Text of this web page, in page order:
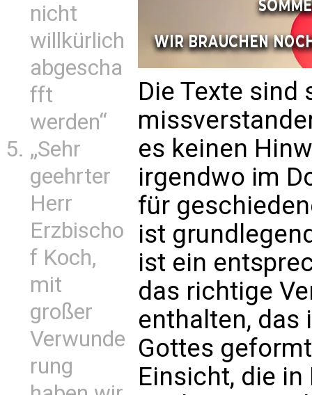
nicht
willkürlich
abgescha
fft
werden“
„Sehr
geehrter
Herr
Erzbischo
f Koch,
mit
großer
Verwunde
rung
Die Texte
es keinen
irgendwo im
für
ist
ist ein
das richtige
enthalten, das
Gottes
Einsicht, die